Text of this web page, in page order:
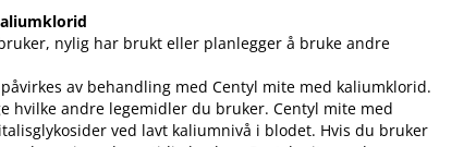
nylig har brukt eller planlegger å bruke andre
av behandling med Centyl mite med kaliumklorid.
hvilke andre legemidler du bruker. Centyl mite med
ved lavt kaliumnivå i blodet. Hvis du bruker